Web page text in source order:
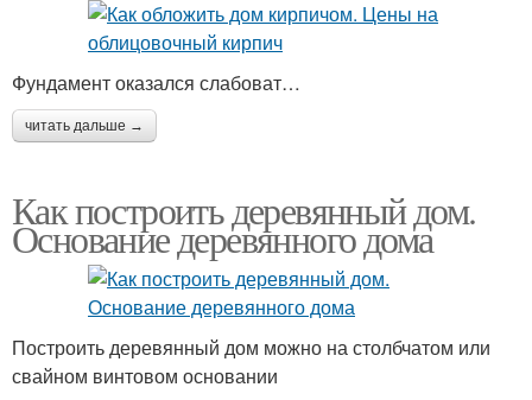
Фундамент оказался слабоват…
читать дальше →
Как построить деревянный дом.
Основание деревянного дома
Построить деревянный дом можно на столбчатом или
свайном винтовом основании